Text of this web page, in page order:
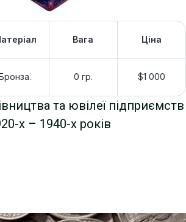
Вага Ціна
0 гр. $1 000
та ювілеї підприємств
х – 1940-х років